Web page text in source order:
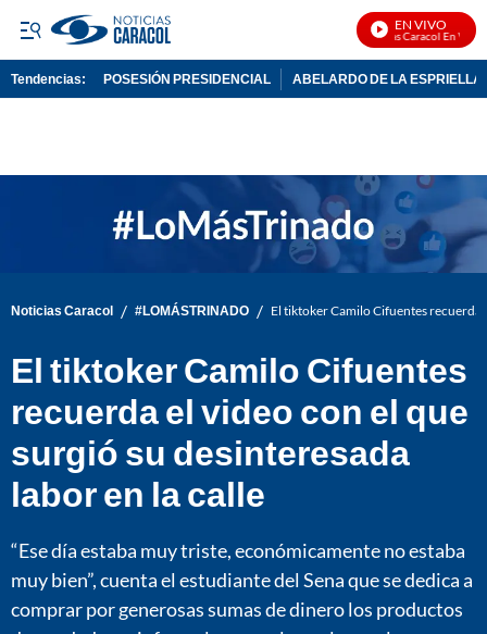
EN VIVO
Noticias Caracol En Vivo
Tendencias: POSESIÓN PRESIDENCIAL ABELARDO DE LA ESPRIELLA
Noticias Caracol / #LOMÁSTRINADO / El tiktoker Camilo Cifuentes recuerda
El tiktoker Camilo Cifuentes
recuerda el video con el que
surgió su desinteresada
labor en la calle
“Ese día estaba muy triste, económicamente no estaba
muy bien”, cuenta el estudiante del Sena que se dedica a
comprar por generosas sumas de dinero los productos